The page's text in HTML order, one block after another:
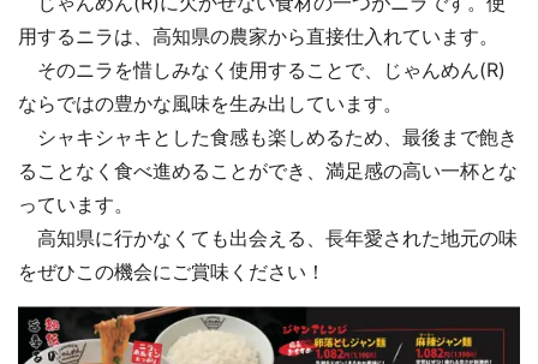
用するニラは、高知県の農家から直接仕入れています。
そのニラを惜しみなく使用することで、じゃんめん(R)
ならではの豊かな風味を生み出しています。
シャキシャキとした食感も楽しめるため、最後まで飽き
ることなく食べ進めることができ、満足感の高い一杯とな
っています。
高知県に行かなくても出会える、長年愛された地元の味
をぜひこの機会にご賞味ください！